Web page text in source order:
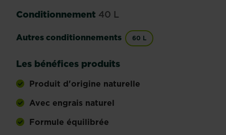
Conditionnement 40 L
Autres conditionnements 60 L
Les bénéfices produits
Produit d'origine naturelle
Avec engrais naturel
Formule équilibrée